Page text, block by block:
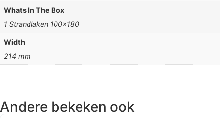
Whats In The Box
1 Strandlaken 100×180
Width
214 mm
Andere bekeken ook